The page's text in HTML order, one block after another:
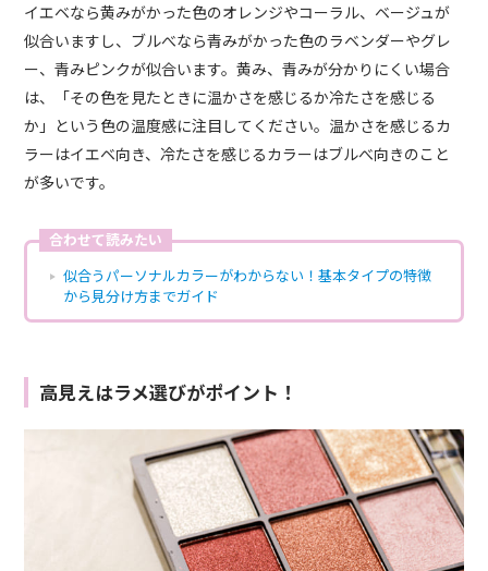
イエベなら黄みがかった色のオレンジやコーラル、ベージュが
似合いますし、ブルべなら青みがかった色のラベンダーやグレ
ー、青みピンクが似合います。黄み、青みが分かりにくい場合
は、「その色を見たときに温かさを感じるか冷たさを感じる
か」という色の温度感に注目してください。温かさを感じるカ
ラーはイエベ向き、冷たさを感じるカラーはブルべ向きのこと
が多いです。
合わせて読みたい
似合うパーソナルカラーがわからない！基本タイプの特徴
から見分け方までガイド
高見えはラメ選びがポイント！